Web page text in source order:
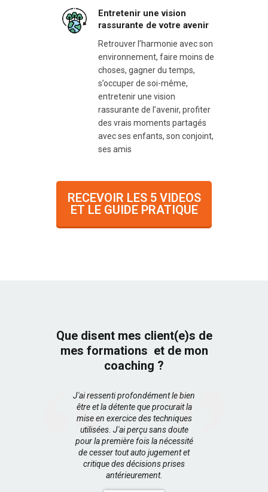
Entretenir une vision
rassurante de votre avenir
Retrouver l’harmonie avec son
environnement, faire moins de
choses, gagner du temps,
s’occuper de soi-même,
entretenir une vision
rassurante de l’avenir, profiter
des vrais moments partagés
avec ses enfants, son conjoint,
ses amis
RECEVOIR LES 5 VIDEOS
ET LE GUIDE PRATIQUE
Que disent mes client(e)s de
mes formations et de mon
coaching ?
J'ai ressenti profondément le bien
être et la détente que procurait la
mise en exercice des techniques
utilisées. J'ai perçu sans doute
pour la première fois la nécessité
de cesser tout auto jugement et
critique des décisions prises
antérieurement.